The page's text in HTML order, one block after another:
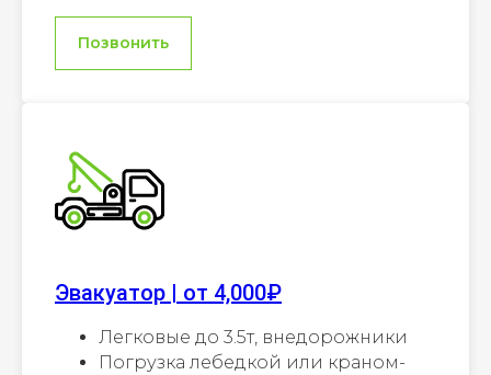
Позвонить
Эвакуатор | от 4,000₽
Легковые до 3.5т, внедорожники
Погрузка лебедкой или краном-